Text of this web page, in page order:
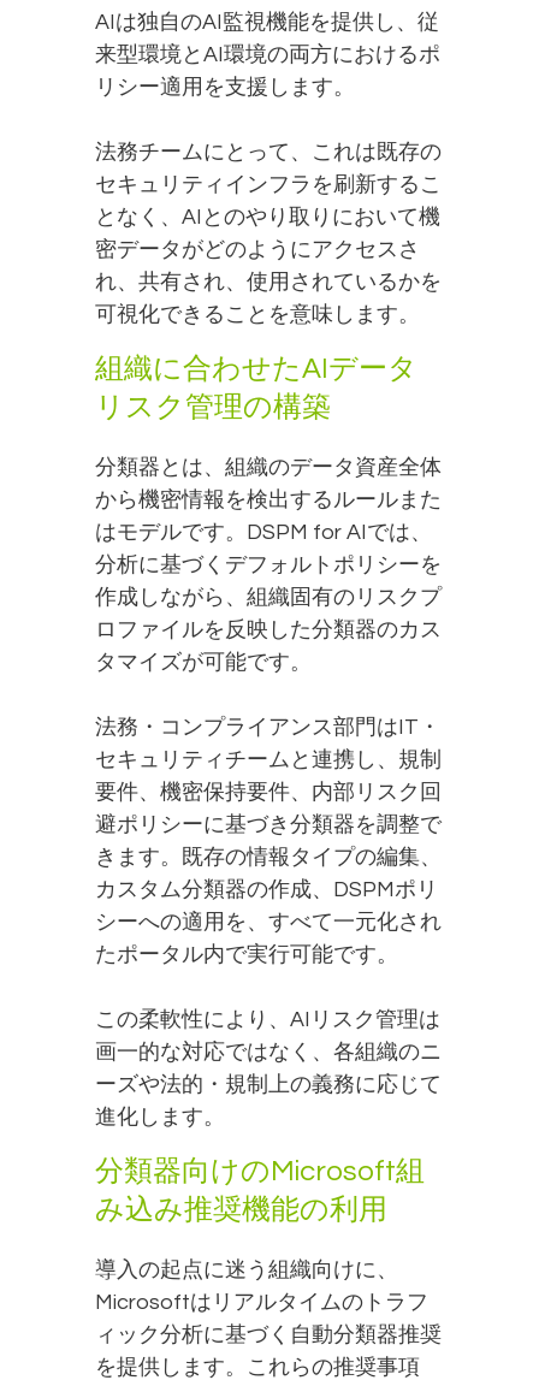
AIは独自のAI監視機能を提供し、従
来型環境とAI環境の両方におけるポ
リシー適用を支援します。
法務チームにとって、これは既存の
セキュリティインフラを刷新するこ
となく、AIとのやり取りにおいて機
密データがどのようにアクセスさ
れ、共有され、使用されているかを
可視化できることを意味します。
組織に合わせたAIデータ
リスク管理の構築
分類器とは、組織のデータ資産全体
から機密情報を検出するルールまた
はモデルです。DSPM for AIでは、
分析に基づくデフォルトポリシーを
作成しながら、組織固有のリスクプ
ロファイルを反映した分類器のカス
タマイズが可能です。
法務・コンプライアンス部門はIT・
セキュリティチームと連携し、規制
要件、機密保持要件、内部リスク回
避ポリシーに基づき分類器を調整で
きます。既存の情報タイプの編集、
カスタム分類器の作成、DSPMポリ
シーへの適用を、すべて一元化され
たポータル内で実行可能です。
この柔軟性により、AIリスク管理は
画一的な対応ではなく、各組織のニ
ーズや法的・規制上の義務に応じて
進化します。
分類器向けのMicrosoft組
み込み推奨機能の利用
導入の起点に迷う組織向けに、
Microsoftはリアルタイムのトラフ
ィック分析に基づく自動分類器推奨
を提供します。これらの推奨事項